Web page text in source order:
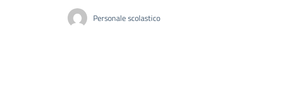
Personale scolastico